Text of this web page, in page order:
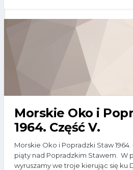
Morskie Oko i
1964. Część V.
Morskie Oko i Popradzki Staw
piąty nad Popradzkim Stawem. W
wyruszamy we troje kierując się ku